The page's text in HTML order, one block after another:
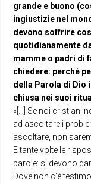
grande e buono
ingiustizie nel
devono soffrire
quotidianamente
mamme o padri di
chiedere: perché
della Parola di Dio
chiusa nei suoi
«[…] Se noi cristiani
ad ascoltare i
ascoltare, non
E tante volte le
parole: si devono
Dove non c’è